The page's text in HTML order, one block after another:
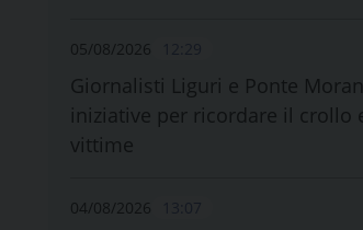
05/08/2026
Giornalisti Liguri e Ponte
iniziative per ricordare il crollo
vittime
04/08/2026